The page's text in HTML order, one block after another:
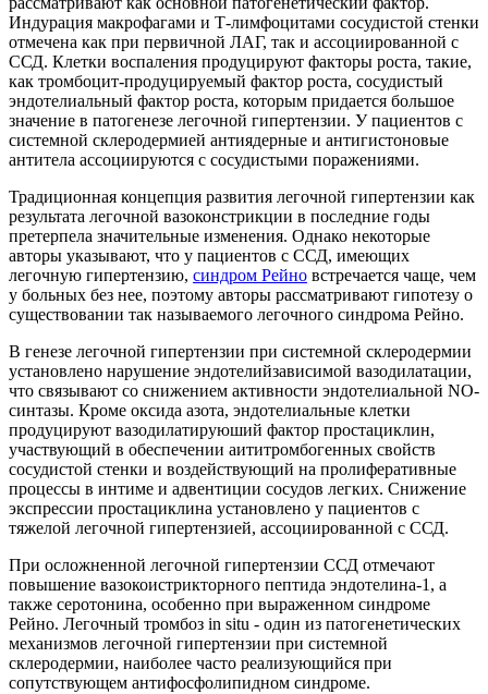
Индурация макрофагами и Т-лимфоцитами сосудистой стенки
отмечена как при первичной ЛАГ, так и ассоциированной с
ССД. Клетки воспаления продуцируют факторы роста, такие,
как тромбоцит-продуцируемый фактор роста, сосудистый
эндотелиальный фактор роста, которым придается большое
значение в патогенезе легочной гипертензии. У пациентов с
системной склеродермией антиядерные и антигистоновые
антитела ассоциируются с сосудистыми поражениями.
Традиционная концепция развития легочной гипертензии как
результата легочной вазоконстрикции в последние годы
претерпела значительные изменения. Однако некоторые
авторы указывают, что у пациентов с ССД, имеющих
легочную гипертензию, синдром Рейно встречается чаще, чем
у больных без нее, поэтому авторы рассматривают гипотезу о
существовании так называемого легочного синдрома Рейно.
В генезе легочной гипертензии при системной склеродермии
установлено нарушение эндотелийзависимой вазодилатации,
что связывают со снижением активности эндотелиальной NO-
синтазы. Кроме оксида азота, эндотелиальные клетки
продуцируют вазодилатируюший фактор простациклин,
участвующий в обеспечении аититромбогенных свойств
сосудистой стенки и воздействующий на пролиферативные
процессы в интиме и адвентиции сосудов легких. Снижение
экспрессии простациклина установлено у пациентов с
тяжелой легочной гипертензией, ассоциированной с ССД.
При осложненной легочной гипертензии ССД отмечают
повышение вазокоистрикторного пептида эндотелина-1, а
также серотонина, особенно при выраженном синдроме
Рейно. Легочный тромбоз in situ - один из патогенетических
механизмов легочной гипертензии при системной
склеродермии, наиболее часто реализующийся при
сопутствующем антифосфолипидном синдроме.